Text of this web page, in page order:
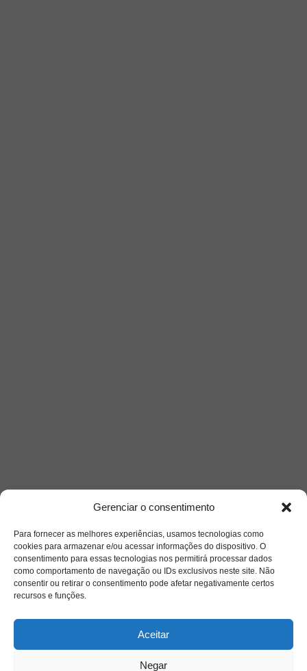
Gerenciar o consentimento
Para fornecer as melhores experiências, usamos tecnologias como
cookies para armazenar e/ou acessar informações do dispositivo. O
consentimento para essas tecnologias nos permitirá processar dados
como comportamento de navegação ou IDs exclusivos neste site. Não
consentir ou retirar o consentimento pode afetar negativamente certos
recursos e funções.
Aceitar
Negar